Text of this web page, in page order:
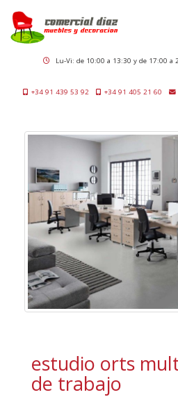
Lu-Vi: de 10:00 a 13:30 y de 17:00 a
+34 91 439 53 92 +34 91 405 21 60
estudio orts
de trabajo